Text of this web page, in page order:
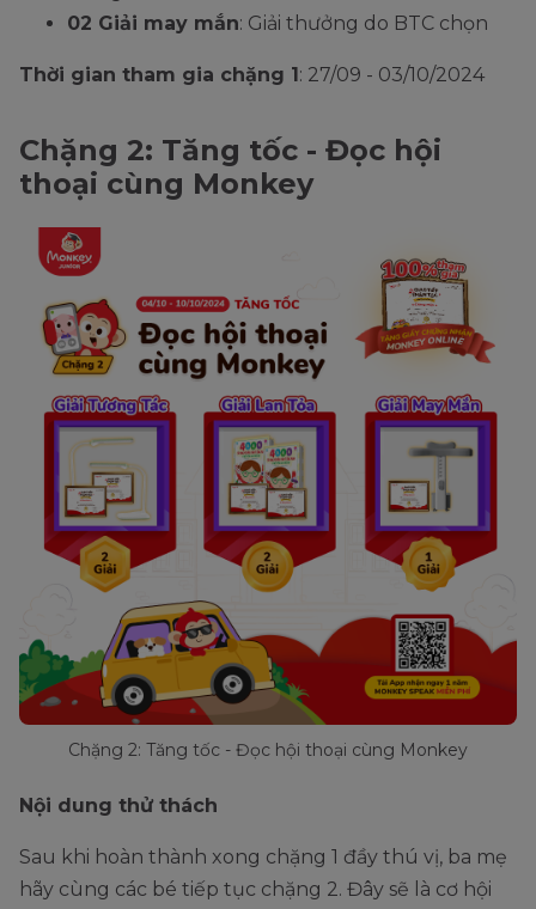
02 Giải may mắn: Giải thưởng do BTC chọn
Thời gian tham gia chặng 1 : 27/09 - 03/10/2024
Chặng 2: Tăng tốc - Đọc hội
thoại cùng Monkey
Chặng 2: Tăng tốc - Đọc hội thoại cùng Monkey
Nội dung thử thách
Sau khi hoàn thành xong chặng 1 đầy thú vị, ba mẹ
hãy cùng các bé tiếp tục chặng 2. Đây sẽ là cơ hội